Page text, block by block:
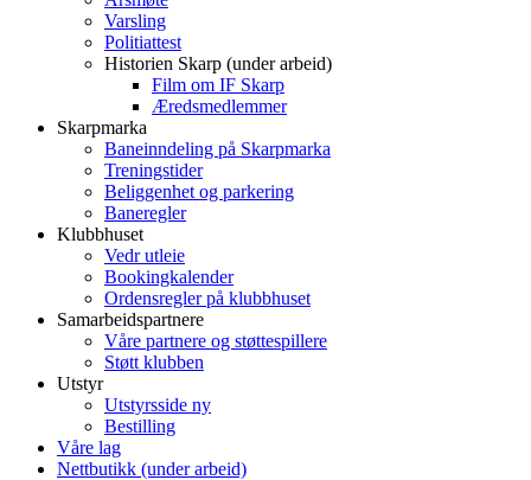
Varsling
Politiattest
Historien Skarp (under arbeid)
Film om IF Skarp
Æredsmedlemmer
Skarpmarka
Baneinndeling på Skarpmarka
Treningstider
Beliggenhet og parkering
Baneregler
Klubbhuset
Vedr utleie
Bookingkalender
Ordensregler på klubbhuset
Samarbeidspartnere
Våre partnere og støttespillere
Støtt klubben
Utstyr
Utstyrsside ny
Bestilling
Våre lag
Nettbutikk (under arbeid)